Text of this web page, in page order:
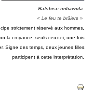
Batshise imbawula
« Le feu te brûlera »
strictement réservé aux hommes,
la croyance, seuls ceux-ci, une fois
Signe des temps, deux jeunes filles
participent à cette interprétation.